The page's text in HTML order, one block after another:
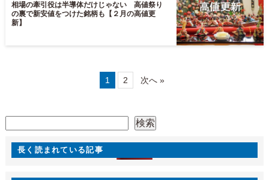
相場の牽引役は半導体だけじゃない 高値祭り
の裏で新安値をつけた銘柄も【２月の高値更
新】
1 2 次へ »
検索
長く読まれている記事